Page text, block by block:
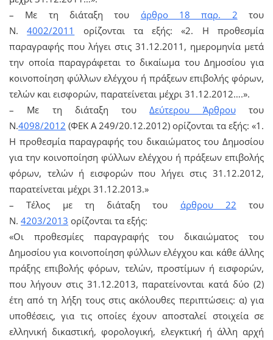
– Με τη διάταξη του άρθρο 18 παρ. 2 του
Ν.4002/2011
ορίζονται τα εξής: «2. Η προθεσμία
παραγραφής που λήγει στις 31.12.2011, ημερομηνία μετά
την οποία παραγράφεται το δικαίωμα του Δημοσίου για
κοινοποίηση φύλλων ελέγχου ή πράξεων επιβολής φόρων,
τελών και εισφορών, παρατείνεται μέχρι 31.12.2012….».
– Με τη διάταξη τουΔεύτερου Άρθρουτου
Ν.4098/2012 (ΦΕΚ Α 249/20.12.2012) ορίζονται τα εξής: «1.
Η προθεσμία παραγραφής του δικαιώματος του Δημοσίου
για την κοινοποίηση φύλλων ελέγχου ή πράξεων επιβολής
φόρων, τελών ή εισφορών που λήγει στις 31.12.2012,
παρατείνεται μέχρι 31.12.2013.»
– Τέλος με τη διάταξη του άρθρου 22 του
Ν. 4203/2013 ορίζονται τα εξής:
«Οι προθεσμίες παραγραφής του δικαιώματος του
Δημοσίου για κοινοποίηση φύλλων ελέγχου και κάθε άλλης
πράξης επιβολής φόρων, τελών, προστίμων ή εισφορών,
που λήγουν στις 31.12.2013, παρατείνονται κατά δύο (2)
έτη από τη λήξη τους στις ακόλουθες περιπτώσεις: α) για
υποθέσεις, για τις οποίες έχουν αποσταλεί στοιχεία σε
ελληνική δικαστική, φορολογική, ελεγκτική ή άλλη αρχή